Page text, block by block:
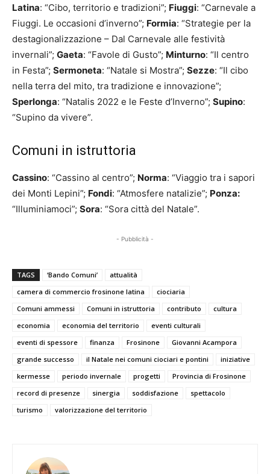
Latina: “Cibo, territorio e tradizioni”; Fiuggi: “Carnevale a
Fiuggi. Le occasioni d’inverno”; Formia: “Strategie per la
destagionalizzazione – Dal Carnevale alle festività
invernali”; Gaeta: “Favole di Gusto”; Minturno: “Il centro
in Festa”; Sermoneta: “Natale si Mostra”; Sezze: “Il cibo
nella terra del mito, tra tradizione e innovazione”;
Sperlonga: “Natalis 2022 e le Feste d’Inverno”; Supino:
“Supino da vivere”.
Comuni in istruttoria
Cassino: “Cassino al centro”; Norma: “Viaggio tra i sapori
dei Monti Lepini”; Fondi: “Atmosfere natalizie”; Ponza:
“Illuminiamoci”; Sora: “Sora città del Natale”.
- Pubblicità -
TAGS ‘Bando Comuni’
attualità
camera di commercio frosinone latina
ciociaria
Comuni ammessi
Comuni in istruttoria contributo
cultura
economia
economia del territorio
eventi culturali
eventi di spessore
finanza Frosinone
Giovanni Acampora
grande successo
il Natale nei comuni ciociari e pontini
iniziative
kermesse
periodo invernale progetti
Provincia di Frosinone
record di presenze
sinergia soddisfazione
spettacolo
turismo
valorizzazione del territorio